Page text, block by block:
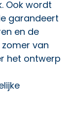
Ook wordt
garandeert
en de
van
het ontwerp